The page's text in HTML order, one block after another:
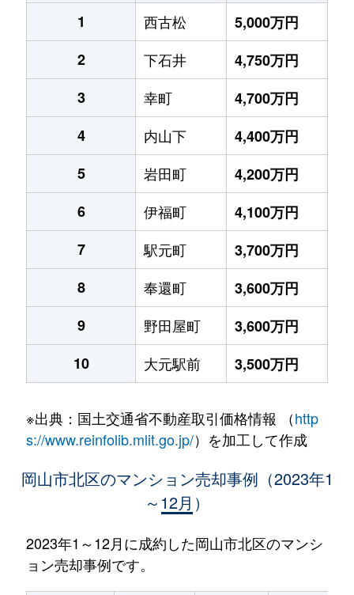
1
西古松
5,000万円
2
下石井
4,750万円
3
幸町
4,700万円
4
内山下
4,400万円
5
岩田町
4,200万円
6
伊福町
4,100万円
7
駅元町
3,700万円
8
奉還町
3,600万円
9
野田屋町
3,600万円
10
大元駅前 3,500万円
※出典：国土交通省不動産取引価格情報 （http
s://www.reinfolib.mlit.go.jp/）を加工して作成
岡山市北区のマンション売却事例（2023年1
～12月）
2023年1～12月に成約した岡山市北区のマンシ
ョン売却事例です。